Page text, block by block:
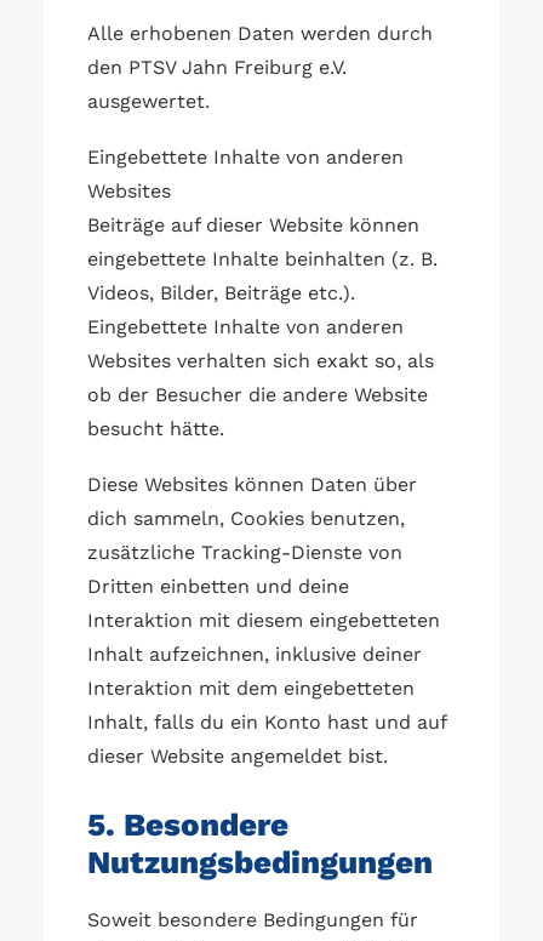
Alle erhobenen Daten werden durch
den PTSV Jahn Freiburg e.V.
ausgewertet.
Eingebettete Inhalte von anderen
Websites
Beiträge auf dieser Website können
eingebettete Inhalte beinhalten (z. B.
Videos, Bilder, Beiträge etc.).
Eingebettete Inhalte von anderen
Websites verhalten sich exakt so, als
ob der Besucher die andere Website
besucht hätte.
Diese Websites können Daten über
dich sammeln, Cookies benutzen,
zusätzliche Tracking-Dienste von
Dritten einbetten und deine
Interaktion mit diesem eingebetteten
Inhalt aufzeichnen, inklusive deiner
Interaktion mit dem eingebetteten
Inhalt, falls du ein Konto hast und auf
dieser Website angemeldet bist.
5. Besondere
Nutzungsbedingungen
Soweit besondere Bedingungen für